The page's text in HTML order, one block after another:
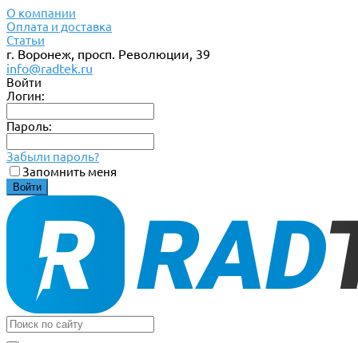
О компании
Оплата и доставка
Статьи
г. Воронеж, просп. Революции, 39
info@radtek.ru
Войти
Логин:
Пароль:
Забыли пароль?
Запомнить меня